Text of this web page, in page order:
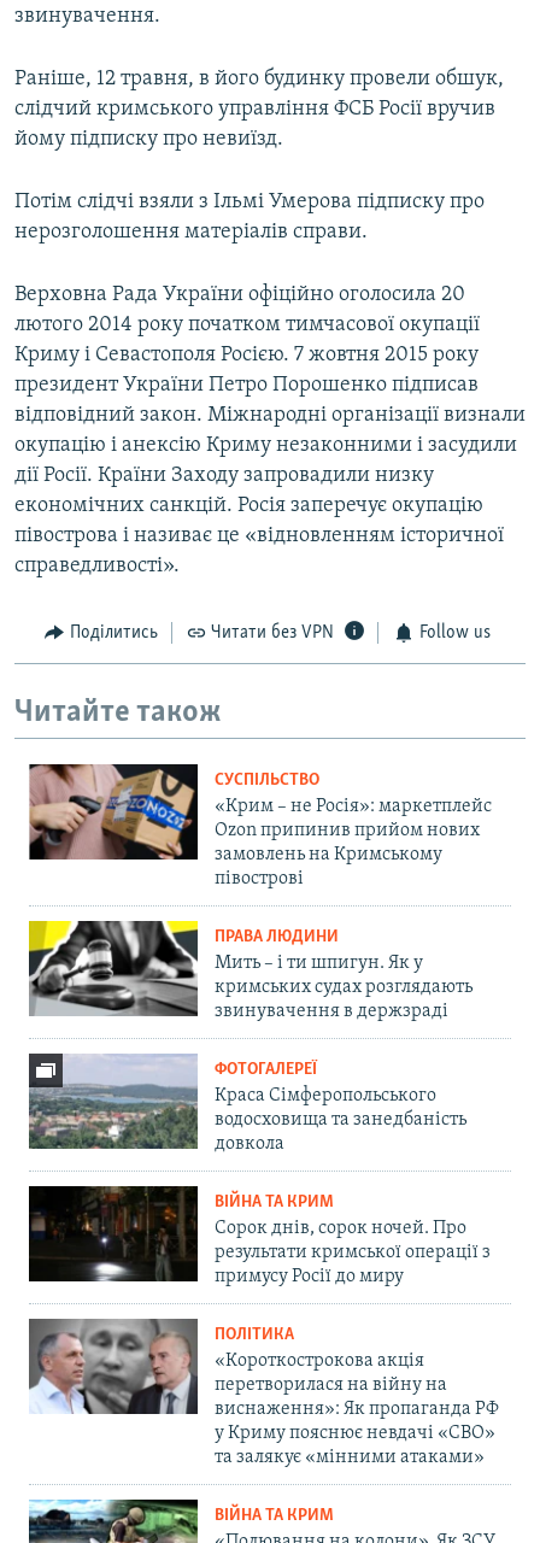
звинувачення.
Раніше, 12 травня, в його будинку провели обшук,
слідчий кримського управління ФСБ Росії вручив
йому підписку про невиїзд.
Потім слідчі взяли з Ільмі Умерова підписку про
нерозголошення матеріалів справи.
Верховна Рада України офіційно оголосила 20
лютого 2014 року початком тимчасової окупації
Криму і Севастополя Росією. 7 жовтня 2015 року
президент України Петро Порошенко підписав
відповідний закон. Міжнародні організації визнали
окупацію і анексію Криму незаконними і засудили
дії Росії. Країни Заходу запровадили низку
економічних санкцій. Росія заперечує окупацію
півострова і називає це «відновленням історичної
справедливості».
Поділитись Читати без VPN Follow us
Читайте також
СУСПІЛЬСТВО
«Крим – не Росія»: маркетплейс
Ozon припинив прийом нових
замовлень на Кримському
півострові
ПРАВА ЛЮДИНИ
Мить – і ти шпигун. Як у
кримських судах розглядають
звинувачення в держзраді
ФОТОГАЛЕРЕЇ
Краса Сімферопольського
водосховища та занедбаність
довкола
ВІЙНА ТА КРИМ
Сорок днів, сорок ночей. Про
результати кримської операції з
примусу Росії до миру
ПОЛІТИКА
«Короткострокова акція
перетворилася на війну на
виснаження»: Як пропаганда РФ
у Криму пояснює невдачі «СВО»
та залякує «мінними атаками»
ВІЙНА ТА КРИМ